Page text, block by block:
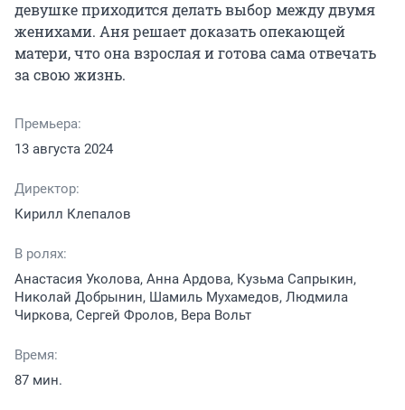
девушке приходится делать выбор между двумя
женихами. Аня решает доказать опекающей
матери, что она взрослая и готова сама отвечать
за свою жизнь.
Премьера:
13 августа 2024
Директор:
Кирилл Клепалов
В ролях:
Анастасия Уколова, Анна Ардова, Кузьма Сапрыкин,
Николай Добрынин, Шамиль Мухамедов, Людмила
Чиркова, Сергей Фролов, Вера Вольт
Время:
87 мин.